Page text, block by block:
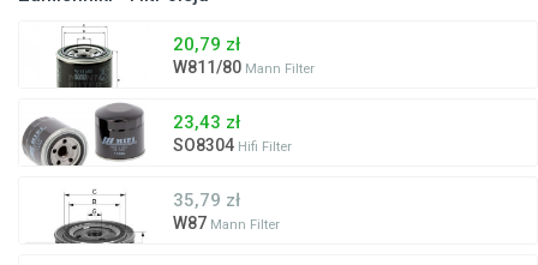
20,79 zł
W811/80 Mann Filter
23,43 zł
SO8304 Hifi Filter
35,79 zł
W87 Mann Filter